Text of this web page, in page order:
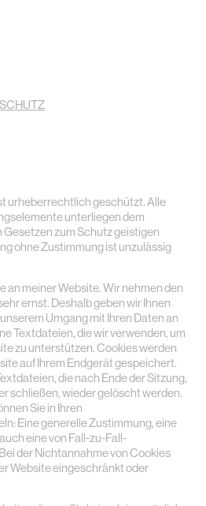
urheberrechtlich geschützt. Alle
unterliegen dem
zum Schutz geistigen
ohne Zustimmung ist unzulässig
an meiner Website. Wir nehmen den
ernst. Deshalb geben wir Ihnen
Umgang mit Ihren Daten an
Textdateien, die wir verwenden, um
zu unterstützen. Cookies werden
auf Ihrem Endgerät gespeichert.
die nach Ende der Sitzung,
schließen, wieder gelöscht werden.
Sie in Ihren
Eine generelle Zustimmung, eine
eine von Fall-zu-Fall-
der Nichtannahme von Cookies
Website eingeschränkt oder